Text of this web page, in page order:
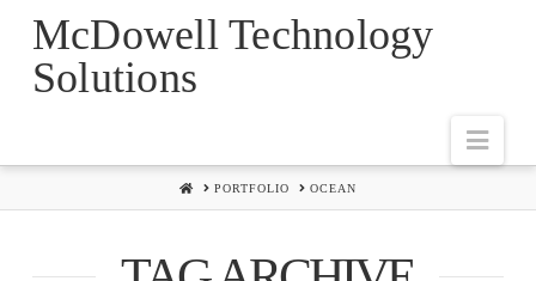
McDowell Technology
Solutions
HOMEPORTFOLIO OCEAN